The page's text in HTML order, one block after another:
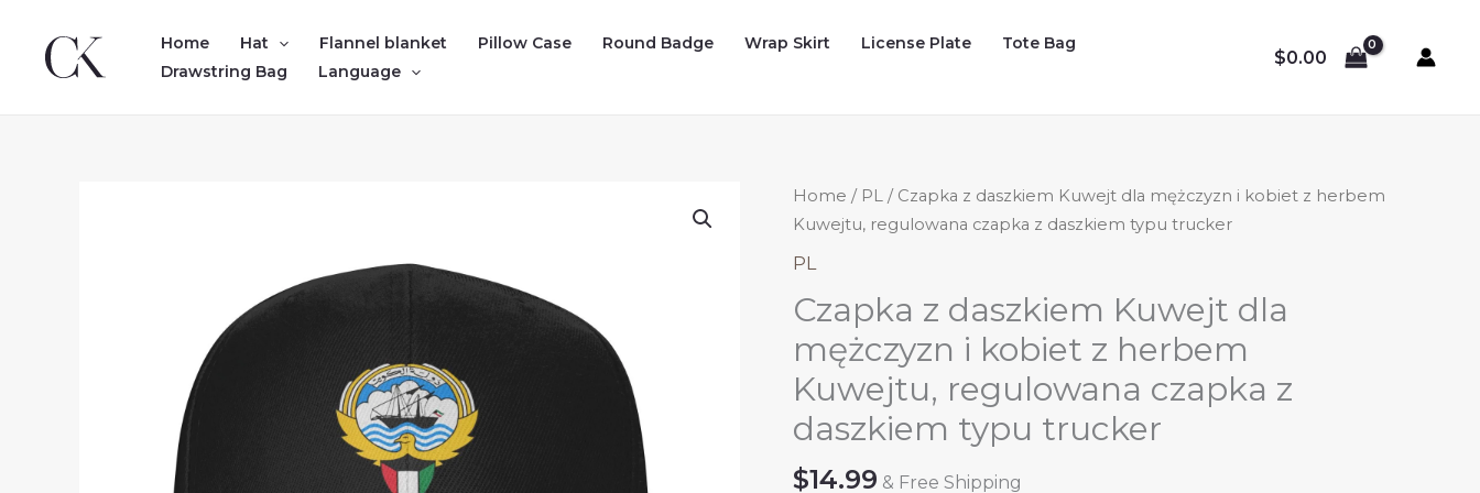
content
Home Hat Flannel blanket Pillow Case Round Badge Wrap Skirt License Plate
Tote Bag
Drawstring Bag
Language
$0.00
Home / PL / Czapka z daszkiem Kuwejt dla mężczyzn i kobiet z herbem
Kuwejtu, regulowana czapka z daszkiem typu trucker
PL
Czapka z daszkiem Kuwejt dla
mężczyzn i kobiet z herbem
Kuwejtu, regulowana czapka z
daszkiem typu trucker
$14.99 & Free Shipping